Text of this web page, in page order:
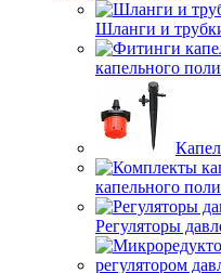
Шланги и
капельного
капельного
Регуляторы